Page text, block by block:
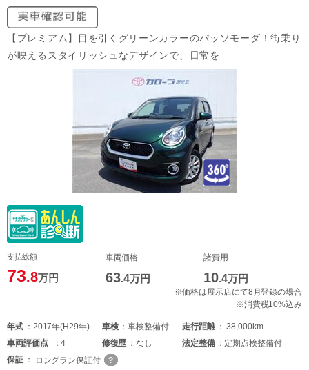
【プレミアム】目を引くグリーンカラーのパッソモーダ！街乗り
が映えるスタイリッシュなデザインで、日常を
支払総額
73.8万円
車両価格
63.4万円
諸費用
10.4万円
※価格は展示店にて8月登録の場合
※消費税10%込み
年式 2017年(H29年) 車検 車検整備付 走行距離
38,000km
車両評価点 4 修復歴 なし 法定整備
定期点検整備付
保証
ロングラン保証付